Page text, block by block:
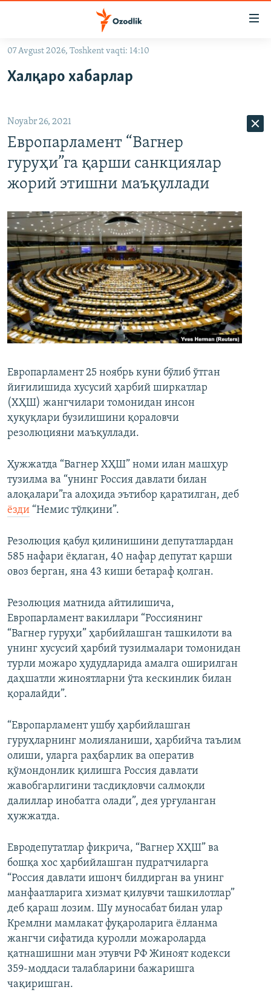
Асосий
навигацияга
Қидиришга
ўтинг
OZODVIDEO
На русском
ИЖТИМОИЙ ТАРМОҚЛАР
Озодлик бошқа тилларда
07 Avgust 2026, Toshkent vaqti: 14:10
Халқаро хабарлар
Noyabr 26, 2021
Европарламент “Вагнер
гуруҳи”га қарши санкциялар
жорий этишни маъқуллади
Европарламент 25 ноябрь куни бўлиб ўтган
йиғилишида хусусий ҳарбий ширкатлар
(ХҲШ) жангчилари томонидан инсон
ҳуқуқлари бузилишини қораловчи
резолюцияни маъқуллади.
Ҳужжатда “Вагнер ХҲШ” номи илан машҳур
тузилма ва “унинг Россия давлати билан
алоқалари”га алоҳида эътибор қаратилган, деб
ёзди “Немис тўлқини”.
Резолюция қабул қилинишини депутатлардан
585 нафари ёқлаган, 40 нафар депутат қарши
овоз берган, яна 43 киши бетараф қолган.
Резолюция матнида айтилишича,
Европарламент вакиллари “Россиянинг
“Вагнер гуруҳи” ҳарбийлашган ташкилоти ва
унинг хусусий ҳарбий тузилмалари томонидан
турли можаро ҳудудларида амалга оширилган
даҳшатли жиноятларни ўта кескинлик билан
қоралайди”.
“Европарламент ушбу ҳарбийлашган
гуруҳларнинг молияланиши, ҳарбийча таълим
олиши, уларга раҳбарлик ва оператив
қўмондонлик қилишга Россия давлати
жавобгарлигини тасдиқловчи салмоқли
далиллар инобатга олади”, дея урғуланган
ҳужжатда.
Евродепутатлар фикрича, “Вагнер ХҲШ” ва
бошқа хос ҳарбийлашган пудратчиларга
“Россия давлати ишонч билдирган ва унинг
манфаатларига хизмат қилувчи ташкилотлар”
деб қараш лозим. Шу муносабат билан улар
Кремлни мамлакат фуқароларига ёлланма
жангчи сифатида қуролли можароларда
қатнашишни ман этувчи РФ Жиноят кодекси
359-моддаси талабларини бажаришга
чақиришган.